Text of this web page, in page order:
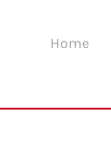
Home